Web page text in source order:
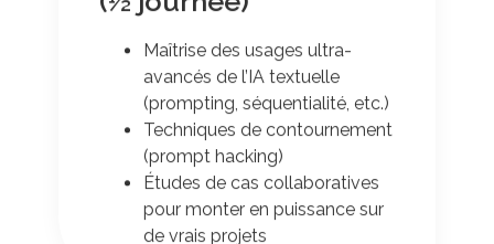
Maîtrise des usages ultra-
avancés de l’IA textuelle
(prompting, séquentialité, etc.)
Techniques de contournement
(prompt hacking)
Études de cas collaboratives
pour monter en puissance sur
de vrais projets